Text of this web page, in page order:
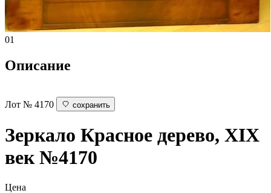
01
Описание
Лот № 4170 сохранить
Зеркало Красное дерево, XIX
век №4170
Цена